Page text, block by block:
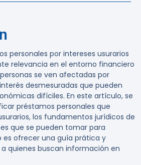
personales por intereses usurarios
relevancia en el entorno financiero
se ven afectadas por
desmesuradas que pueden
difíciles. En este artículo, se
préstamos personales que
los fundamentos jurídicos de
que se pueden tomar para
es ofrecer una guía prática y
quienes buscan información en